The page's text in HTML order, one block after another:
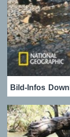
Bild-Infos